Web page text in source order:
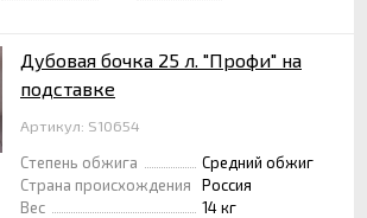
Дубовая бочка 25 л. "Профи" на
подставке
Артикул: S10654
Степень обжига
Средний обжиг
Страна происхождения
Россия
Вес
14 кг